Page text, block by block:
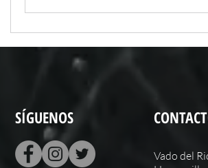
SÍGUENOS
Vado del